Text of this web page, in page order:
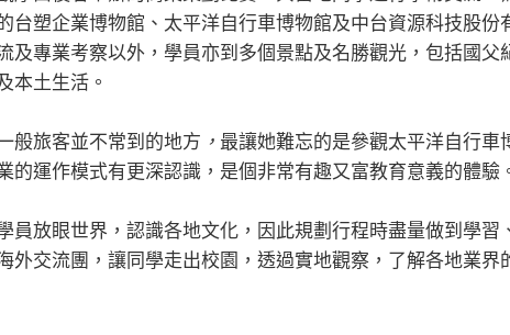
塑企業博物館、太平洋自行車博物館及中台資源科技股份
專業考察以外，學員亦到多個景點及名勝觀光，包括國父
本土生活。
般旅客並不常到的地方 ， 最讓她難忘的是參觀太平洋自行車
運作模式有更深認識，是個非常有趣又富教育意義的體驗
放眼世界，認識各地文化，因此規劃行程時盡量做到學習
交流團，讓同學走出校園，透過實地觀察，了解各地業界